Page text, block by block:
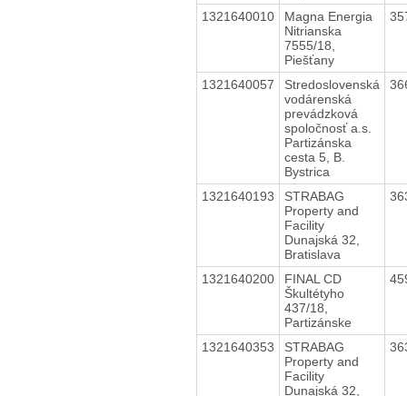
1321640010
Magna Energia
Nitrianska
7555/18,
Piešťany
1321640057
Stredoslovenská
vodárenská
prevádzková
spoločnosť a.s.
Partizánska
cesta 5, B.
Bystrica
1321640193
STRABAG
Property and
Facility
Dunajská 32,
Bratislava
1321640200
FINAL CD
Škultétyho
437/18,
Partizánske
1321640353
STRABAG
Property and
Facility
Dunajská 32,